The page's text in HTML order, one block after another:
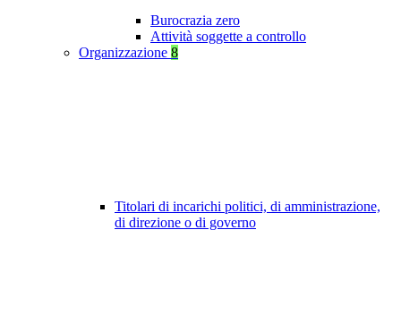
Burocrazia zero
Attività soggette a controllo
Organizzazione 8
Titolari di incarichi politici, di amministrazione,
di direzione o di governo